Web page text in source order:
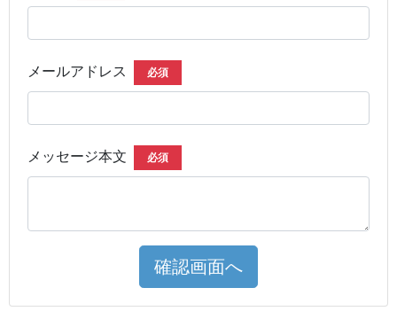
メールアドレス 必須
メッセージ本文 必須
確認画面へ